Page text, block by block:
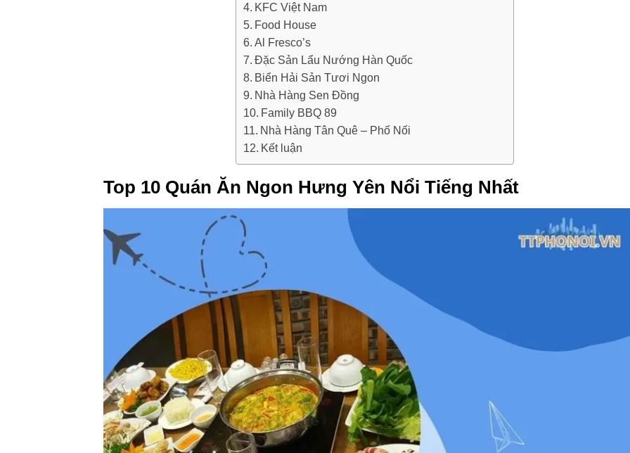
KFC Việt Nam
Food House
Al Fresco’s
Đặc Sản Lẩu Nướng Hàn Quốc
Biển Hải Sản Tươi Ngon
Nhà Hàng Sen Đồng
Family BBQ 89
Nhà Hàng Tân Quê – Phố Nối
Kết luận
Top 10 Quán Ăn Ngon Hưng Yên Nổi Tiếng Nhất